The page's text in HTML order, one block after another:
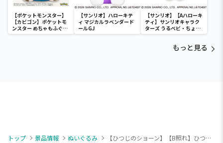
【ポケットモンスター】
【カビゴン】ポケットモ
ンスター めちゃもふぐっ
と ほっこりいやされぬい
【サンリオ】ハローキテ
ィ マジカルラベンダード
ールGJ
【サンリオ】【Aハローキ
ティ】サンリオキャラク
ターズ うるベビ・ちょい
デカドール
もっと見る
トップ 景品情報 ぬいぐるみ
【ひつじのショーン】【B照れ】ひつじのショーン CUBE BIG ぬいぐるみ2